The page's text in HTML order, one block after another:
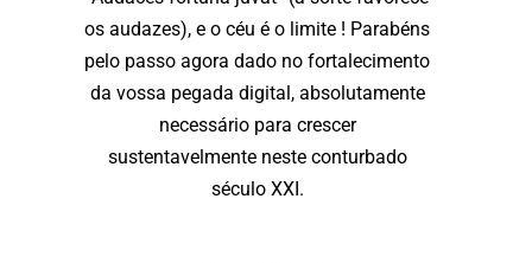
os audazes), e o céu é o limite ! Parabéns
pelo passo agora dado no fortalecimento
da vossa pegada digital, absolutamente
necessário para crescer
sustentavelmente neste conturbado
século XXI.